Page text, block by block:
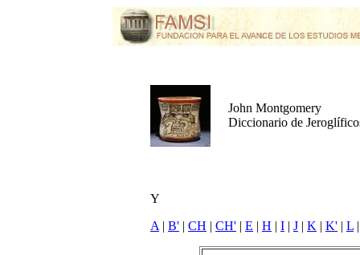
John Montgomery
Diccionario de
Y
A | B' | CH | CH' | E | H | I | J | K | K' | L